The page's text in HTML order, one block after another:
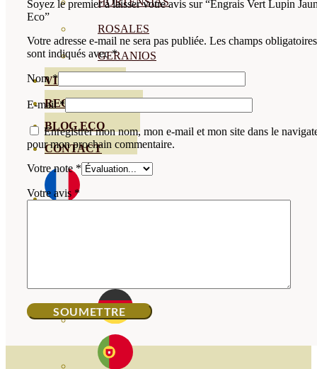
ROSALES
GERANIOS
VIVERO
RECURSOS
BLOG ECO
CONTACT
Soyez le premier à laisser votre avis sur “Engrais Vert Lupin
Eco”
Votre adresse e-mail ne sera pas publiée. Les champs obligatoires
sont indiqués avec*
Nom*
E-mail*
Enregistrer mon nom, mon e-mail et mon site dans le
pour mon prochain commentaire.
Votre note *
Votre avis *